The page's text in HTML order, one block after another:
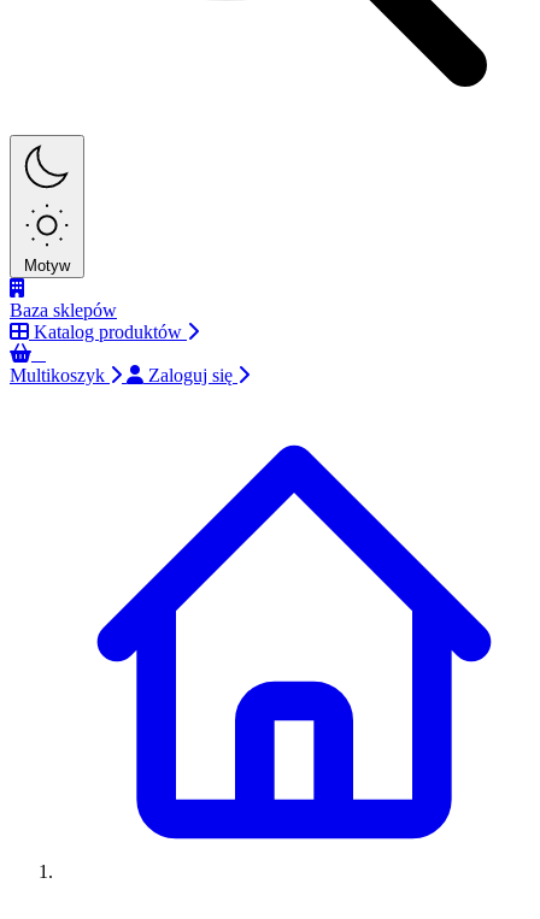
Motyw
Baza sklepów
Katalog produktów
Multikoszyk
Zaloguj się